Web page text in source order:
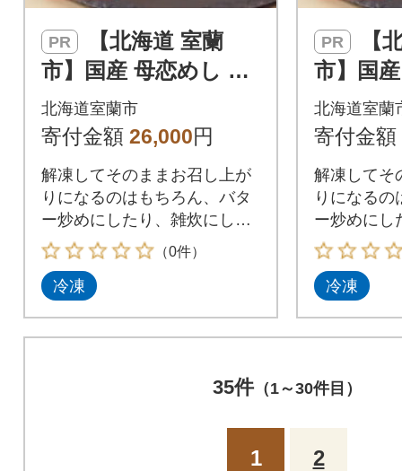
PR
市】国産 母恋めし ホ
ッキ貝の炊き込みご
飯のおにぎり(冷凍)5
北海道室蘭市
寄付金額 26,000円
解凍してそのままお召し上が
りになるのはもちろん、バタ
ー炒めにしたり、雑炊にした
りとアレンジ自在!
（0件）
冷凍
PR
市】国
ッキ貝
飯のお
北海道室蘭
寄付金額
解凍してそ
りになるの
ー炒めにし
りとアレン
冷凍
35件（1～30件目）
1 2